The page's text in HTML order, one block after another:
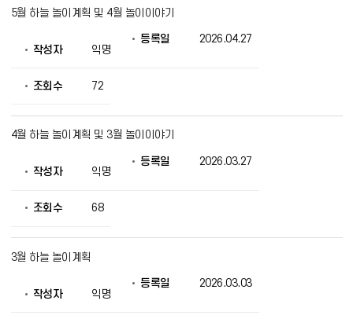
보
5월 하늘 놀이계획 및 4월 놀이이야기
작성자 익명
등록일 2026.04.27
조회수 72
4월 하늘 놀이계획 및 3월 놀이이야기
작성자 익명
등록일 2026.03.27
조회수 68
3월 하늘 놀이계획
작성자 익명
등록일 2026.03.03